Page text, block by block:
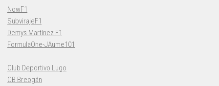
NowF1
SubvirajeF1
Demys Martínez F1
FormulaOne-JAume101
Club Deportivo Lugo
CB Breogán